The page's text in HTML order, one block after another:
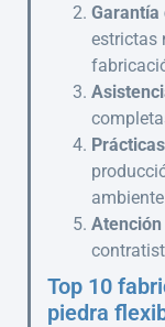
Garantía
estrictas
ambiente
Top 10
piedra